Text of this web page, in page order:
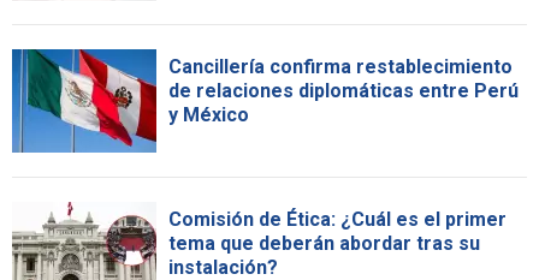
Cancillería confirma restablecimiento
de relaciones diplomáticas entre Perú
y México
Comisión de Ética: ¿Cuál es el primer
tema que deberán abordar tras su
instalación?